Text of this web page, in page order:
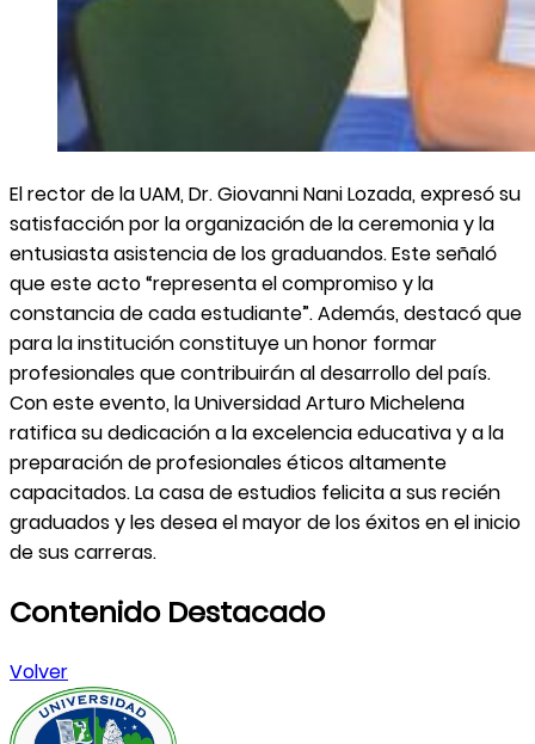
El rector de la UAM, Dr. Giovanni Nani Lozada, expresó su
satisfacción por la organización de la ceremonia y la
entusiasta asistencia de los graduandos. Este señaló
que este acto “representa el compromiso y la
constancia de cada estudiante”. Además, destacó que
para la institución constituye un honor formar
profesionales que contribuirán al desarrollo del país.
Con este evento, la Universidad Arturo Michelena
ratifica su dedicación a la excelencia educativa y a la
preparación de profesionales éticos altamente
capacitados. La casa de estudios felicita a sus recién
graduados y les desea el mayor de los éxitos en el inicio
de sus carreras.
Contenido Destacado
Volver